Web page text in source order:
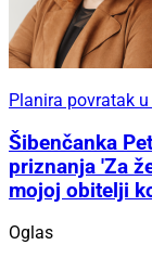
Planira povratak
Šibenčanka
priznanja 'Za
mojoj obitelji
Oglas